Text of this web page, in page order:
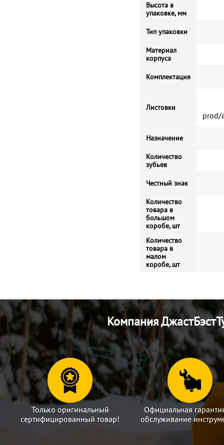
Высота в
упаковке, мм
Тип упаковки
Материал
корпуса
Комплектация
Листовки
prod/
Назначение
Количество
зубьев
Честный знак
Количество
товара в
большом
коробе, шт
Количество
товара в
малом
коробе, шт
Компания
Только оригинальный
сертифицированный товар!
Официальная
обслуживание